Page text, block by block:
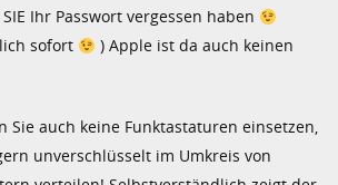
Ihr Passwort vergessen haben
sofort
) Apple ist da auch keinen
Sie auch keine Funktastaturen einsetzen,
unverschlüsselt im Umkreis von